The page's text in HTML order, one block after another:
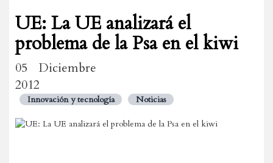
UE: La UE analizará el
problema de la Psa en el kiwi
05 Diciembre
2012
Innovación y tecnología Noticias